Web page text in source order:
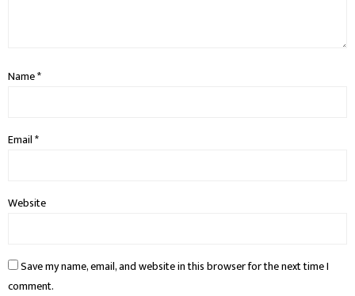
Name*
Email*
Website
Save my name, email, and website in this browser for the next time I
comment.